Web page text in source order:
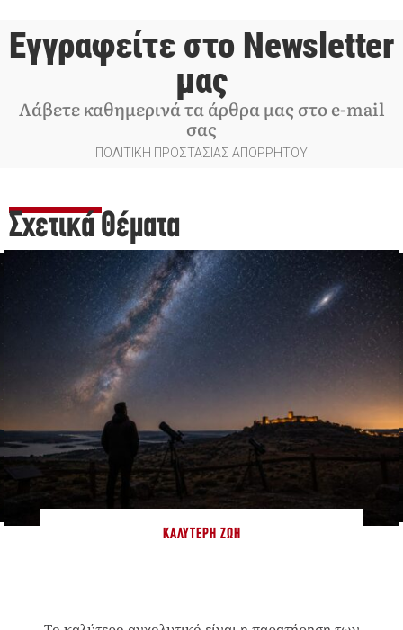
Εγγραφείτε στο Newsletter
μας
Λάβετε καθημερινά τα άρθρα μας στο e-mail
σας
ΠΟΛΙΤΙΚΗ ΠΡΟΣΤΑΣΙΑΣ ΑΠΟΡΡΗΤΟΥ
Σχετικά Θέματα
ΚΑΛΎΤΕΡΗ ΖΩΉ